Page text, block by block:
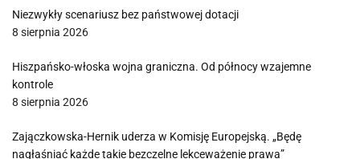
Niezwykły scenariusz bez państwowej dotacji
8 sierpnia 2026
Hiszpańsko-włoska wojna graniczna. Od północy wzajemne
kontrole
8 sierpnia 2026
Zajączkowska-Hernik uderza w Komisję Europejską. „Będę
nagłaśniać każde takie bezczelne lekceważenie prawa”